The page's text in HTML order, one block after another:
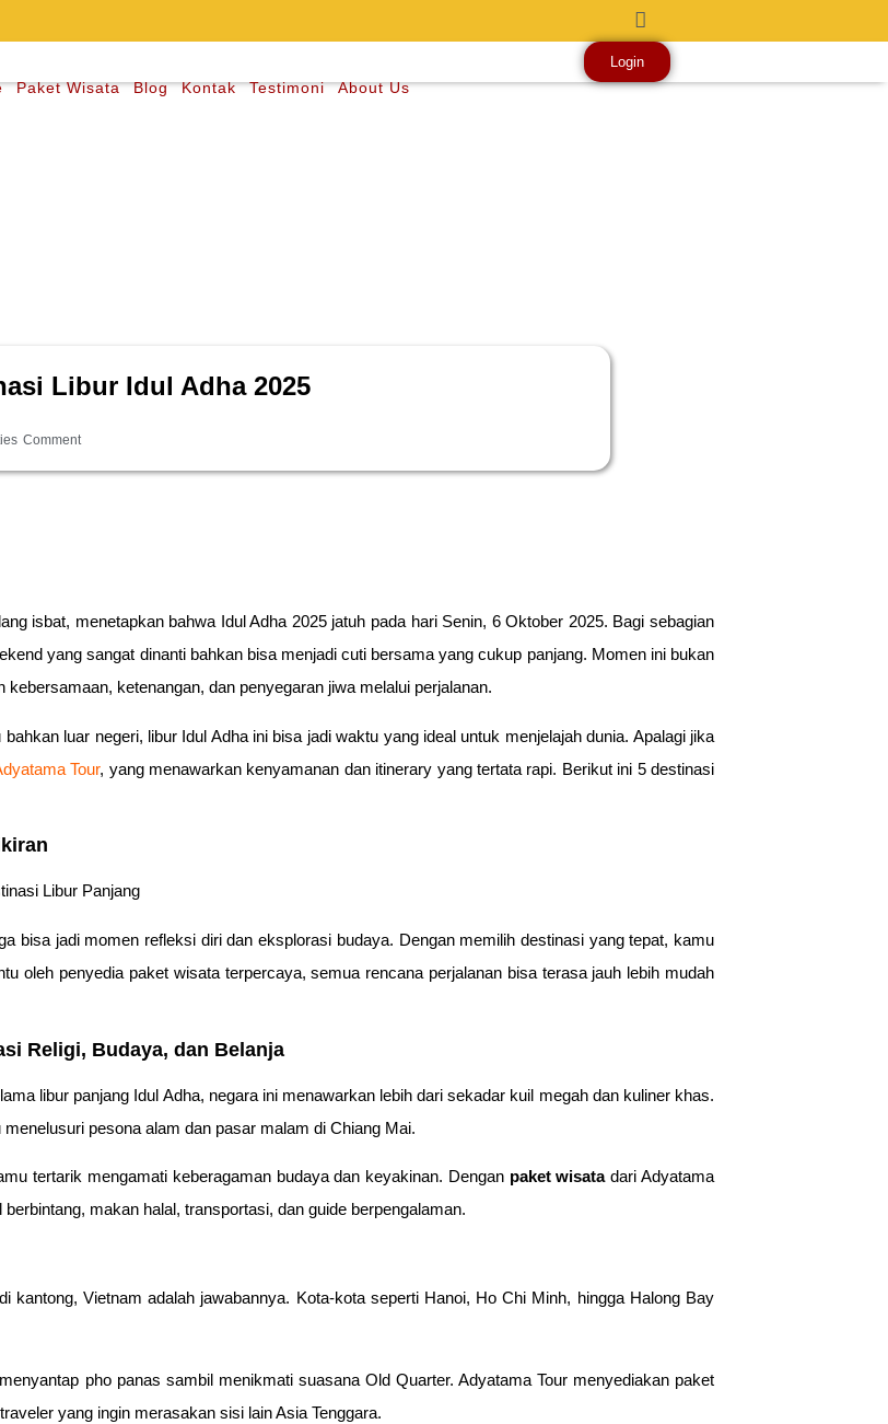
Paket Wisata Blog Kontak Testimoni About Us
Login
Libur Idul Adha 2025
Comment
isbat, menetapkan bahwa Idul Adha 2025 jatuh pada hari Senin, 6 Oktober 2025. Bagi sebagian
yang sangat dinanti bahkan bisa menjadi cuti bersama yang cukup panjang. Momen ini bukan
ketenangan, dan penyegaran jiwa melalui perjalanan.
luar negeri, libur Idul Adha ini bisa jadi waktu yang ideal untuk menjelajah dunia. Apalagi jika
Tour, yang menawarkan kenyamanan dan itinerary yang tertata rapi. Berikut ini 5 destinasi
bisa jadi momen refleksi diri dan eksplorasi budaya. Dengan memilih destinasi yang tepat, kamu
oleh penyedia paket wisata terpercaya, semua rencana perjalanan bisa terasa jauh lebih mudah
Religi, Budaya, dan Belanja
libur panjang Idul Adha, negara ini menawarkan lebih dari sekadar kuil megah dan kuliner khas.
pesona alam dan pasar malam di Chiang Mai.
tertarik mengamati keberagaman budaya dan keyakinan. Dengan paket wisatadari Adyatama
makan halal, transportasi, dan guide berpengalaman.
Vietnam adalah jawabannya. Kota-kota seperti Hanoi, Ho Chi Minh, hingga Halong Bay
pho panas sambil menikmati suasana Old Quarter. Adyatama Tour menyediakan paket
yang ingin merasakan sisi lain Asia Tenggara.